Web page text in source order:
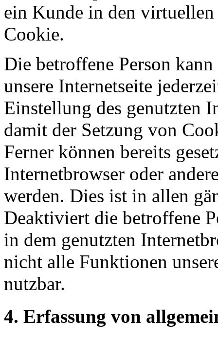
ein Kunde in den
Cookie.
Die betroffene Person
unsere Internetseite
Einstellung des genutzten
damit der Setzung von
Ferner können bereits
Internetbrowser oder
werden. Dies ist in allen
Deaktiviert die betroffene
in dem genutzten
nicht alle Funktionen
nutzbar.
4. Erfassung von